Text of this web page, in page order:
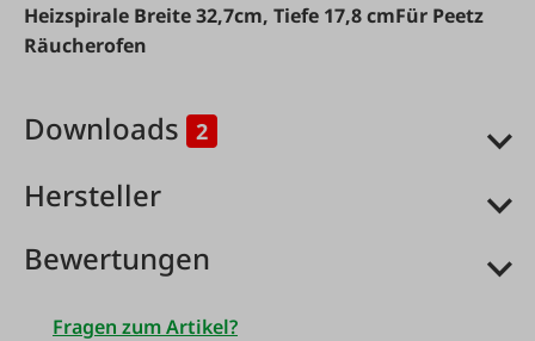
Heizspirale Breite 32,7cm, Tiefe 17,8 cmFür Peetz
Räucherofen
Downloads 2
Hersteller
Bewertungen
Fragen zum Artikel?